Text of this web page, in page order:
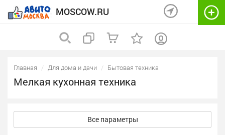
MOSCOW.RU
Главная Для дома и дачи Бытовая техника
Мелкая кухонная техника
Все параметры